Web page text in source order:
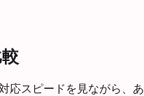
応スピードを見ながら、あ